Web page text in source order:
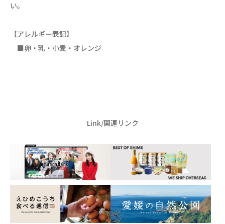
い。
【アレルギー表記】
■卵・乳・小麦・オレンジ
Link/関連リンク